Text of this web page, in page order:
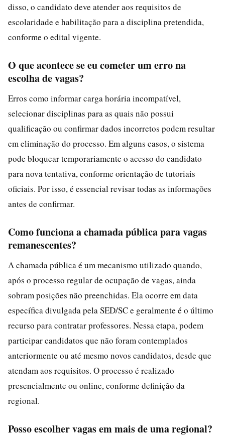
disso, o candidato deve atender aos requisitos de
escolaridade e habilitação para a disciplina pretendida,
conforme o edital vigente.
O que acontece se eu cometer um erro na
escolha de vagas?
Erros como informar carga horária incompatível,
selecionar disciplinas para as quais não possui
qualificação ou confirmar dados incorretos podem resultar
em eliminação do processo. Em alguns casos, o sistema
pode bloquear temporariamente o acesso do candidato
para nova tentativa, conforme orientação de tutoriais
oficiais. Por isso, é essencial revisar todas as informações
antes de confirmar.
Como funciona a chamada pública para vagas
remanescentes?
A chamada pública é um mecanismo utilizado quando,
após o processo regular de ocupação de vagas, ainda
sobram posições não preenchidas. Ela ocorre em data
específica divulgada pela SED/SC e geralmente é o último
recurso para contratar professores. Nessa etapa, podem
participar candidatos que não foram contemplados
anteriormente ou até mesmo novos candidatos, desde que
atendam aos requisitos. O processo é realizado
presencialmente ou online, conforme definição da
regional.
Posso escolher vagas em mais de uma regional?